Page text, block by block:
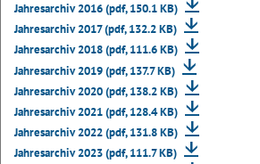
Jahresarchiv 2016 (pdf, 150.1 KB)
Jahresarchiv 2017 (pdf, 132.2 KB)
Jahresarchiv 2018 (pdf, 111.6 KB)
Jahresarchiv 2019 (pdf, 137.7 KB)
Jahresarchiv 2020 (pdf, 138.2 KB)
Jahresarchiv 2021 (pdf, 128.4 KB)
Jahresarchiv 2022 (pdf, 131.8 KB)
Jahresarchiv 2023 (pdf, 111.7 KB)